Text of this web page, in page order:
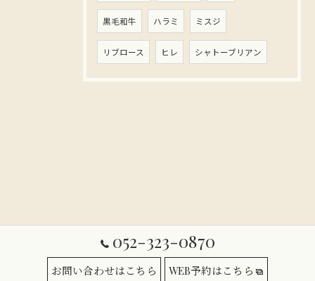
黒毛和牛 ハラミ ミスジ
リブロース ヒレ シャトーブリアン
052-323-0870
お問い合わせはこちら WEB予約はこちら